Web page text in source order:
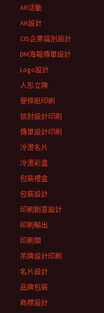
AR活動
AR設計
CIS企業識別設計
DM海報傳單設計
Logo設計
人形立牌
便條紙印刷
信封設計印刷
傳單設計印刷
冷燙名片
冷燙彩盒
包裝禮盒
包裝設計
印刷創意設計
印刷輸出
印刷類
吊牌設計印刷
名片設計
品牌包裝
商標設計